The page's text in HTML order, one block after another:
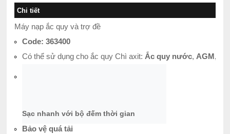
Chi tiết
Máy nạp ắc quy và trợ đề
Code: 363400
Có thể sử dụng cho ắc quy Chì axit: Ắc quy nước,AGM,
Sạc nhanh với bộ đếm thời gian
Bảo vệ quá tải